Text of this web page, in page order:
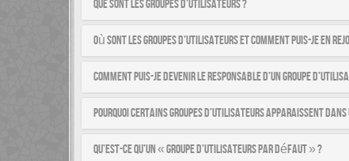
Que sont les groupes d’utilisateurs ?
Où sont les groupes d’utilisateurs et comment puis-je en
Comment puis-je devenir le responsable d’un groupe
Pourquoi certains groupes d’utilisateurs apparaissent
Qu’est-ce qu’un « groupe d’utilisateurs par défaut » ?